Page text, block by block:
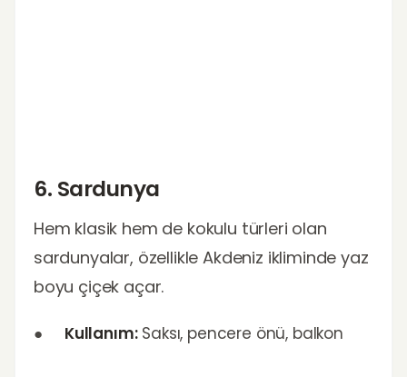
6. Sardunya
Hem klasik hem de kokulu türleri olan
sardunyalar, özellikle Akdeniz ikliminde yaz
boyu çiçek açar.
● Kullanım:Saksı, pencere önü, balkon